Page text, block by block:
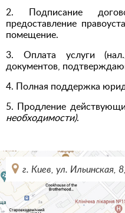
2. Подписание
предоставление
помещение.
3. Оплата услуги
документов,
4. Полная поддержка
5. Продление
необходимости).
г. Киев, ул. Ильинская,